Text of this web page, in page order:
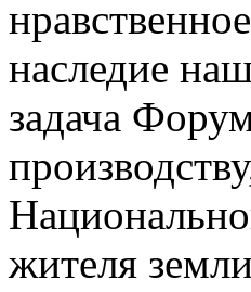
наследие
задача
жителя